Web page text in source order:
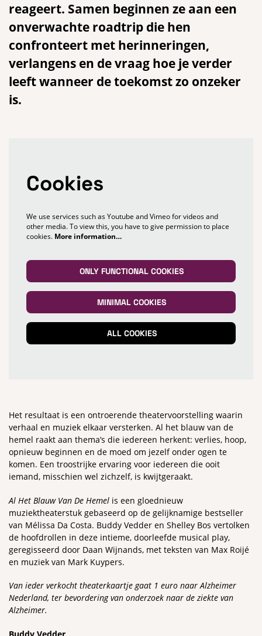
reageert. Samen beginnen ze aan een
onverwachte roadtrip die hen
confronteert met herinneringen,
verlangens en de vraag hoe je verder
leeft wanneer de toekomst zo onzeker
is.
Cookies
We use services such as Youtube and Vimeo for videos and
other media. To view this, you have to give permission to place
cookies. More information…
ONLY FUNCTIONAL COOKIES
MINIMAL COOKIES
ALL COOKIES
Het resultaat is een ontroerende theatervoorstelling waarin
verhaal en muziek elkaar versterken. Al het blauw van de
hemel raakt aan thema’s die iedereen herkent: verlies, hoop,
opnieuw beginnen en de moed om jezelf onder ogen te
komen. Een troostrijke ervaring voor iedereen die ooit
iemand, misschien wel zichzelf, is kwijtgeraakt.
Al Het Blauw Van De Hemel is een gloednieuw
muziektheaterstuk gebaseerd op de gelijknamige bestseller
van Mélissa Da Costa. Buddy Vedder en Shelley Bos vertolken
de hoofdrollen in deze intieme, doorleefde musical play,
geregisseerd door Daan Wijnands, met teksten van Max Roijé
en muziek van Mark Kuypers.
Van ieder verkocht theaterkaartje gaat 1 euro naar Alzheimer
Nederland, ter bevordering van onderzoek naar de ziekte van
Alzheimer.